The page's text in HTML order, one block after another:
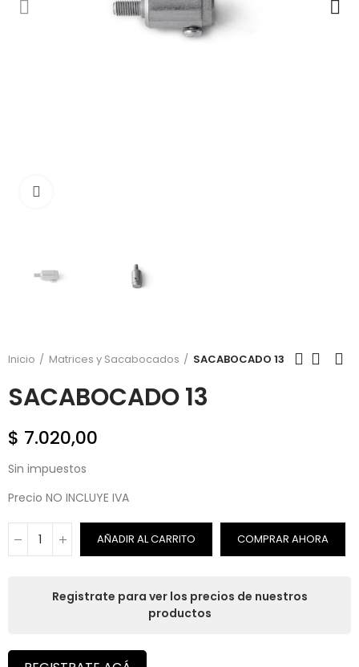
Inicio Matrices y Sacabocados SACABOCADO 13
SACABOCADO 13
$ 7.020,00
Sin impuestos
Precio NO INCLUYE IVA
AÑADIR AL CARRITO COMPRAR AHORA
Registrate para ver los precios de nuestros
productos